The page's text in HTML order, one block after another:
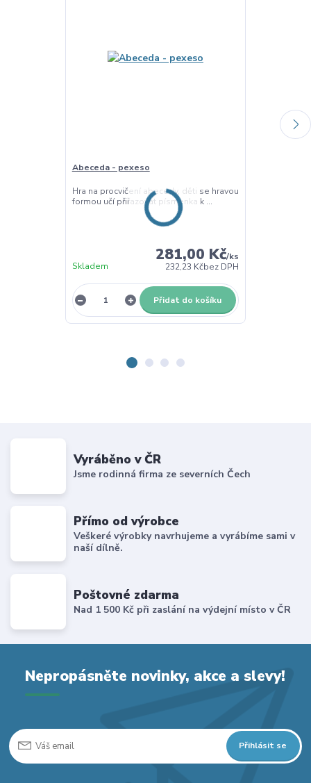
Abeceda - pexeso
Hra na procvičení abecedy, děti se hravou
formou učí přiřazovat písmenka k ...
281,00 Kč/ks
232,23 Kčbez DPH
Skladem
Přidat do košíku
Vyráběno v ČR
Jsme rodinná firma ze severních Čech
Přímo od výrobce
Veškeré výrobky navrhujeme a vyrábíme sami v
naší dílně.
Poštovné zdarma
Nad 1 500 Kč při zaslání na výdejní místo v ČR
Nepropásněte novinky, akce a slevy!
Přihlásit se